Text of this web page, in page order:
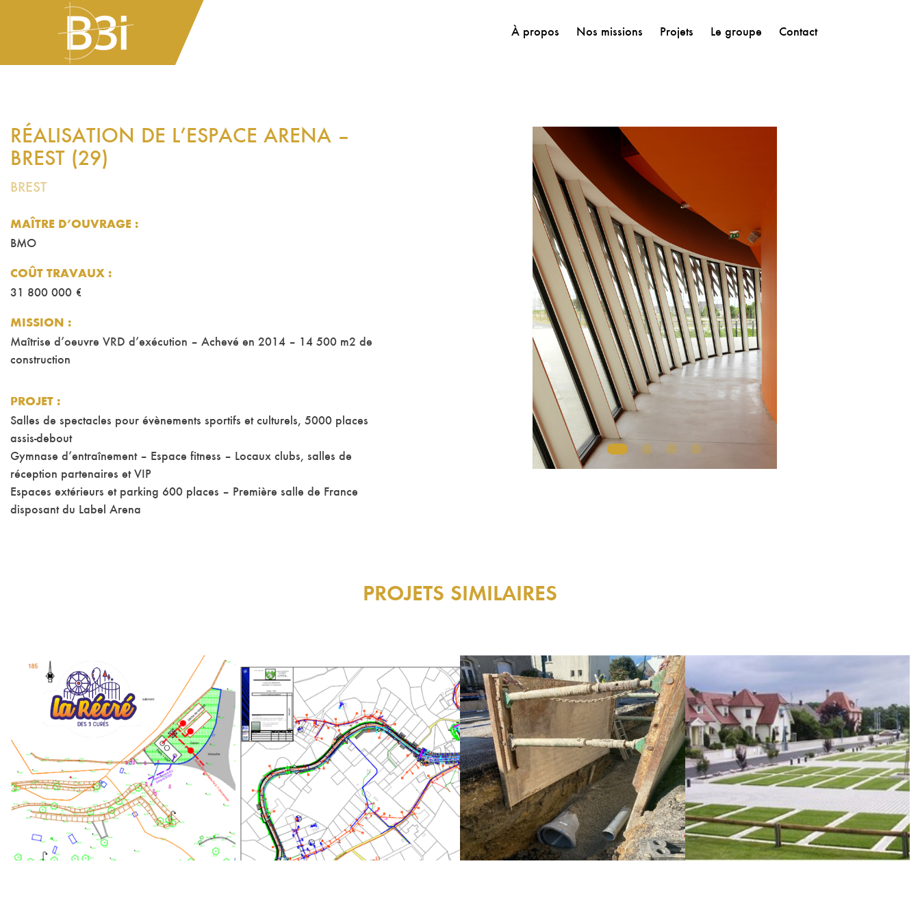
À propos Nos missions Projets Le groupe Contact
RÉALISATION DE L’ESPACE ARENA –
BREST (29)
BREST
MAÎTRE D’OUVRAGE :
BMO
COÛT TRAVAUX :
31 800 000 €
MISSION :
Maîtrise d’oeuvre VRD d’exécution – Achevé en 2014 – 14 500 m2 de
construction
PROJET :
Salles de spectacles pour évènements sportifs et culturels, 5000 places
assis-debout
Gymnase d’entraînement – Espace fitness – Locaux clubs, salles de
réception partenaires et VIP
Espaces extérieurs et parking 600 places – Première salle de France
disposant du Label Arena
PROJETS SIMILAIRES